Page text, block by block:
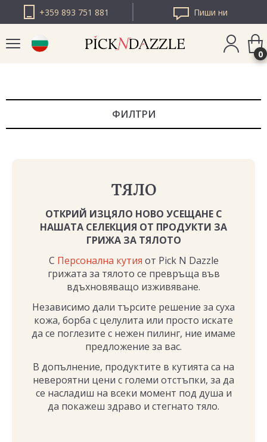
+359 893 751 881 Пиши ни
PICK N DAZZLE
PICK N DAZZLE
0
ФИЛТРИ
ТЯЛО
ОТКРИЙ ИЗЦЯЛО НОВО УСЕЩАНЕ С
НАШАТА СЕЛЕКЦИЯ ОТ ПРОДУКТИ ЗА
ГРИЖА ЗА ТЯЛОТО
С Персонална кутия от Pick N Dazzle
грижата за тялото се превръща във
вдъхновяващо изживяване.
Независимо дали търсите решение за суха
кожа, борба с целулита или просто искате
да се поглезите с нежен пилинг, ние имаме
предложение за вас.
В допълнение, продуктите в кутията са на
невероятни цени с големи отстъпки, за да
се насладиш на всеки момент под душа и
да покажеш здраво и стегнато тяло.